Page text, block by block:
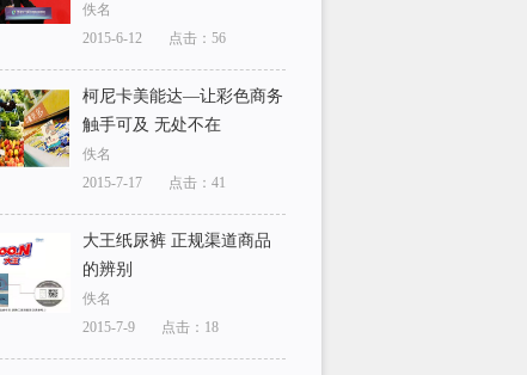
佚名
2015-6-12
点击：56
柯尼卡美能达—让彩色商务
触手可及 无处不在
佚名
2015-7-17
点击：41
大王纸尿裤 正规渠道商品
的辨别
佚名
2015-7-9
点击：18